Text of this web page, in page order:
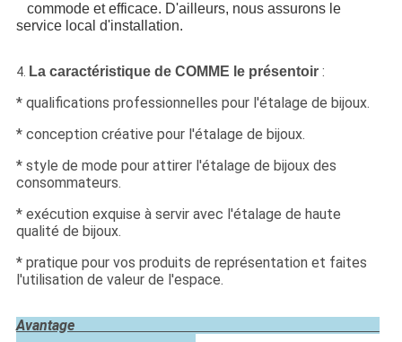
commode et efficace. D'ailleurs, nous assurons le
service local d'installation.
4. La caractéristique de COMME le présentoir:
* qualifications professionnelles pour l'étalage de bijoux.
* conception créative pour l'étalage de bijoux.
* style de mode pour attirer l'étalage de bijoux des
consommateurs.
* exécution exquise à servir avec l'étalage de haute
qualité de bijoux.
* pratique pour vos produits de représentation et faites
l'utilisation de valeur de l'espace.
Avantage